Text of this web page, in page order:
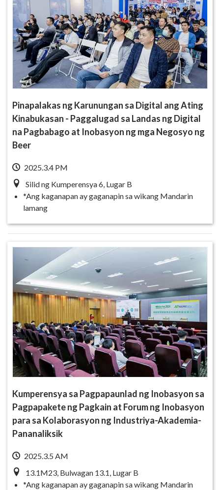
Pinapalakas ng Karunungan sa Digital ang Ating
Kinabukasan - Paggalugad sa Landas ng Digital
na Pagbabago at Inobasyon ng mga Negosyo ng
Beer
2025.3.4 PM
Silid ng Kumperensya 6, Lugar B
*Ang kaganapan ay gaganapin sa wikang Mandarin
lamang
Kumperensya sa Pagpapaunlad ng Inobasyon sa
Pagpapakete ng Pagkain at Forum ng Inobasyon
para sa Kolaborasyon ng Industriya-Akademia-
Pananaliksik
2025.3.5 AM
13.1M23, Bulwagan 13.1, Lugar B
*Ang kaganapan ay gaganapin sa wikang Mandarin